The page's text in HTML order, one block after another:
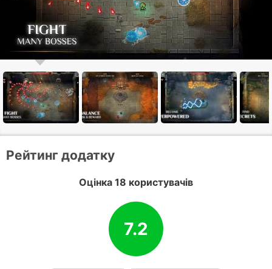
Рейтинг додатку
Оцінка 18 користувачів
7.2